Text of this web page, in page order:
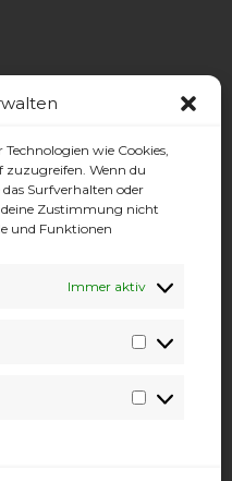
wie Cookies,
zuzugreifen. Wenn du
Surfverhalten oder
deine Zustimmung nicht
und Funktionen
Immer aktiv